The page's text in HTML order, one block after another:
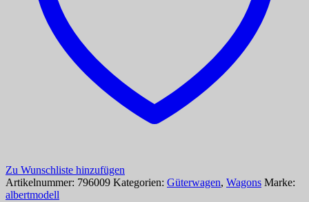
Zu Wunschliste hinzufügen
Artikelnummer: 796009 Kategorien: Güterwagen, Wagons Marke:
albertmodell